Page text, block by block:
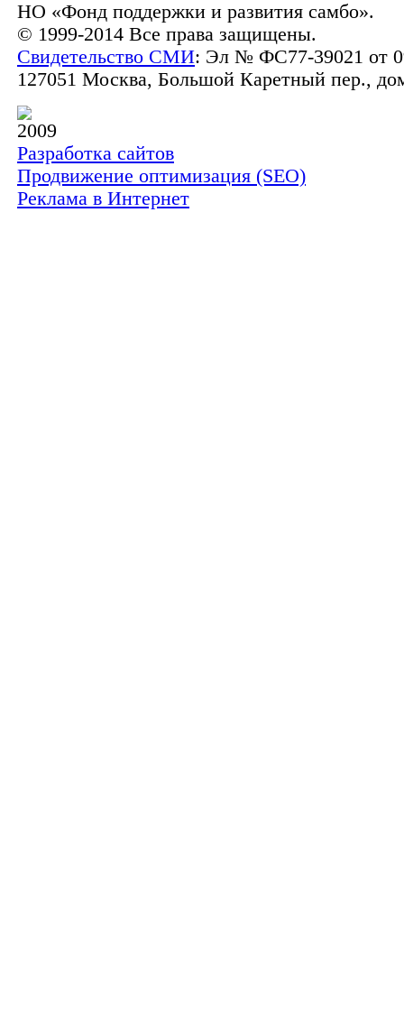
НО «Фонд поддержки и развития самбо».
© 1999-2014 Все права защищены.
Свидетельство СМИ: Эл № ФС77-39021 от
127051 Москва, Большой Каретный пер.,
2009
Разработка сайтов
Продвижение оптимизация (SEO)
Реклама в Интернет